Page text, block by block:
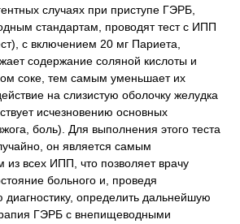
случаях при приступе ГЭРБ,
стандартам, проводят тест с ИПП
с включением 20 мг Париета,
содержание соляной кислоты и
соке, тем самым уменьшает их
на слизистую оболочку желудка
исчезновению основных
боль). Для выполнения этого теста
он является самым
всех ИПП, что позволяет врачу
больного и, проведя
определить дальнейшую
ГЭРБ с внепищеводными